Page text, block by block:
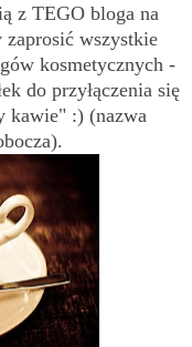
z TEGO bloga na
zaprosić wszystkie
kosmetycznych -
do przyłączenia się
kawie" :) (nazwa